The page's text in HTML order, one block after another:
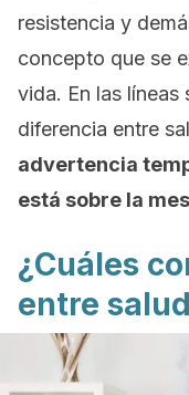
resistencia y
concepto que se
vida. En las líneas
diferencia entre
advertencia
está sobre la
¿Cuáles
entre